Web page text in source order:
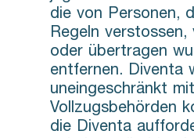
die von Personen,
Regeln
oder übertragen
entfernen. Diventa
uneingeschränkt mit
Vollzugsbehörden
die Diventa